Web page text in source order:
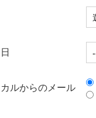
ルからのメール